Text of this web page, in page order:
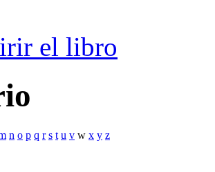
el libro
n o p q r s t u v w x y z